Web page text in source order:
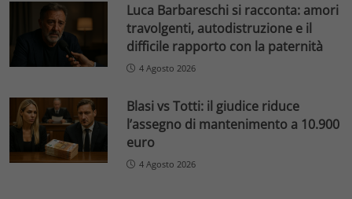
Luca Barbareschi si racconta: amori
travolgenti, autodistruzione e il
difficile rapporto con la paternità
4 Agosto 2026
Blasi vs Totti: il giudice riduce
l’assegno di mantenimento a 10.900
euro
4 Agosto 2026